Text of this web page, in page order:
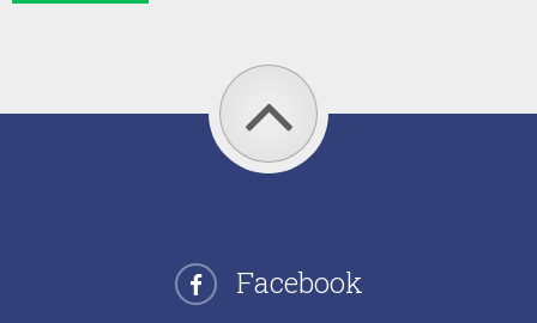
Facebook